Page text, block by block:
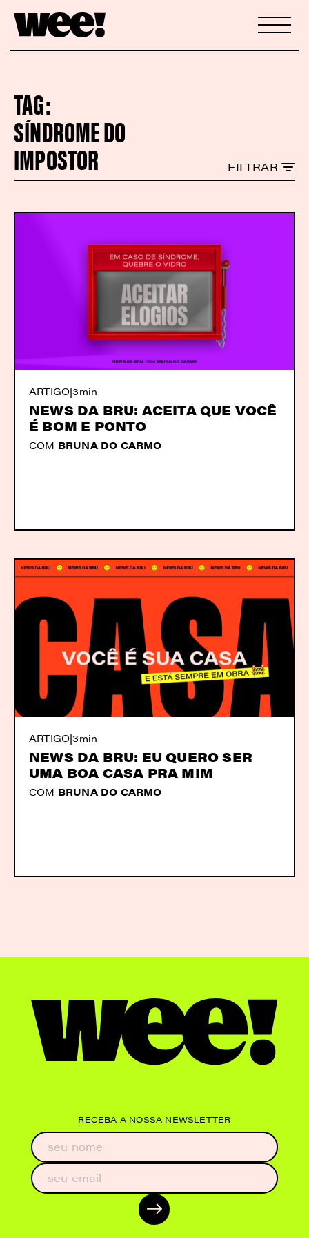
TAG:
SÍNDROME DO
IMPOSTOR FILTRAR
ARTIGO|3min
NEWS DA BRU: ACEITA QUE VOCÊ
É BOM E PONTO
COM BRUNA DO CARMO
ARTIGO|3min
NEWS DA BRU: EU QUERO SER
UMA BOA CASA PRA MIM
COM BRUNA DO CARMO
RECEBA A NOSSA NEWSLETTER